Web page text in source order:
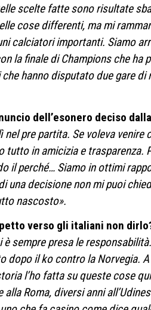
scelte fatte sono risultate
cose differenti, ma mi
calciatori importanti. Siamo
la finale di Champions che ha
hanno disputato due gare
dell’esonero deciso
nel pre partita. Se voleva venire
tutto in amicizia e trasparenza.
il perché… Siamo in ottimi
una decisione non mi puoi
nascosto».
verso gli italiani non
è sempre presa le
dopo il ko contro la Norvegia.
l’ho fatta su queste cose
alla Roma, diversi anni